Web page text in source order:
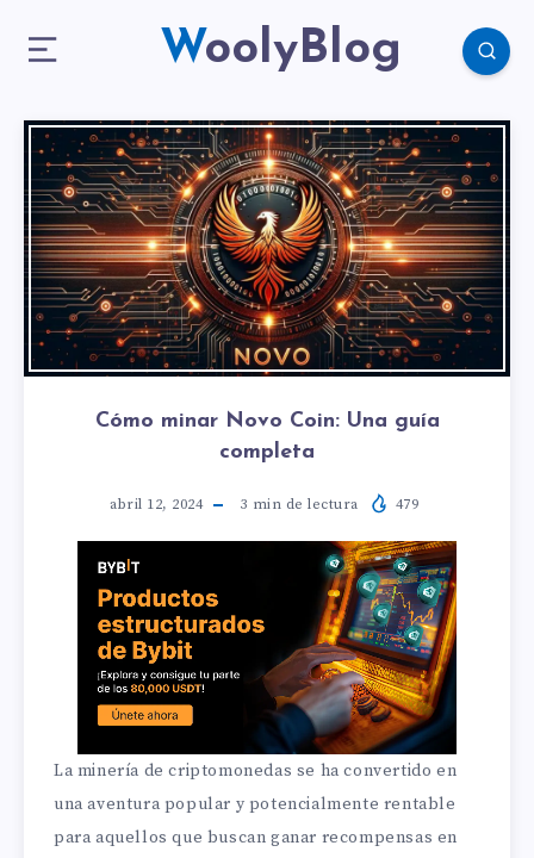
WoolyBlog
Cómo minar Novo Coin: Una guía
completa
abril 12, 2024 3 min de lectura 479
La minería de criptomonedas se ha convertido en
una aventura popular y potencialmente rentable
para aquellos que buscan ganar recompensas en